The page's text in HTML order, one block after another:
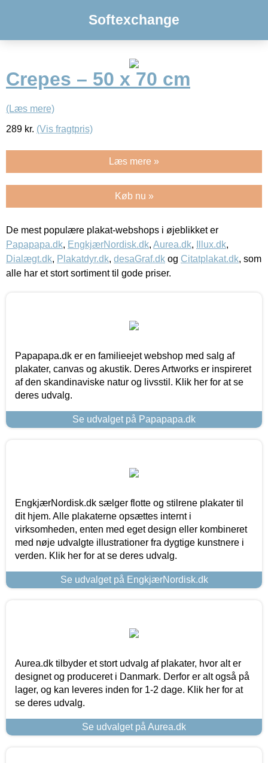
Softexchange
Crepes – 50 x 70 cm
(Læs mere)
289 kr. (Vis fragtpris)
Læs mere »
Køb nu »
De mest populære plakat-webshops i øjeblikket er
Papapapa.dk, EngkjærNordisk.dk, Aurea.dk, Illux.dk,
Dialægt.dk, Plakatdyr.dk, desaGraf.dk og Citatplakat.dk, som
alle har et stort sortiment til gode priser.
Papapapa.dk er en familieejet webshop med salg af
plakater, canvas og akustik. Deres Artworks er inspireret
af den skandinaviske natur og livsstil. Klik her for at se
deres udvalg.
Se udvalget på Papapapa.dk
EngkjærNordisk.dk sælger flotte og stilrene plakater til
dit hjem. Alle plakaterne opsættes internt i
virksomheden, enten med eget design eller kombineret
med nøje udvalgte illustrationer fra dygtige kunstnere i
verden. Klik her for at se deres udvalg.
Se udvalget på EngkjærNordisk.dk
Aurea.dk tilbyder et stort udvalg af plakater, hvor alt er
designet og produceret i Danmark. Derfor er alt også på
lager, og kan leveres inden for 1-2 dage. Klik her for at
se deres udvalg.
Se udvalget på Aurea.dk